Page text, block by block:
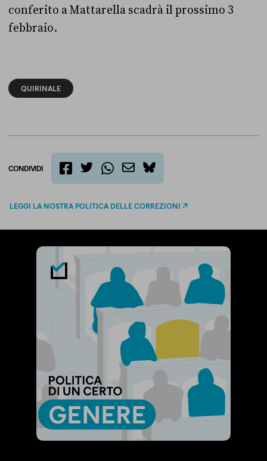
conferito a Mattarella scadrà il prossimo 3
febbraio.
QUIRINALE
CONDIVIDI
bluesky
LEGGI LA NOSTRA POLITICA DELLE CORREZIONI